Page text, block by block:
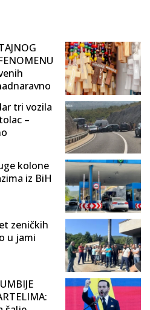
tri vozila
–
kolone
iz BiH
zeničkih
u jami